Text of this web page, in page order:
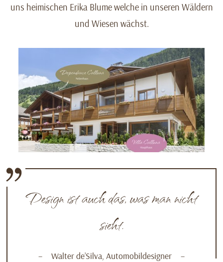
uns heimischen Erika Blume welche in unseren Wäldern
und Wiesen wächst.
Design ist auch das, was man nicht
sieht.
Walter de’Silva, Automobildesigner